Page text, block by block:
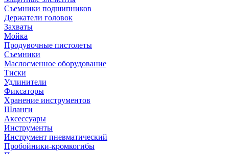
Съемники подшипников
Держатели головок
Захваты
Мойка
Продувочные пистолеты
Съемники
Маслосменное оборудование
Тиски
Удлинители
Фиксаторы
Хранение инструментов
Шланги
Аксессуары
Инструменты
Инструмент пневматический
Пробойники-кромкогибы